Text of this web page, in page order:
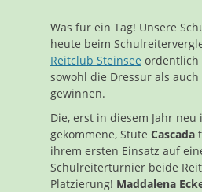
Was für ein Tag! Unsere
heute beim
Reitclub Steinsee ordentlich
sowohl die Dressur als
gewinnen.
Die, erst in diesem Jahr neu
gekommene, Stute Cascada
ihrem ersten Einsatz auf
Schulreiterturnier beide
Platzierung! Maddalena